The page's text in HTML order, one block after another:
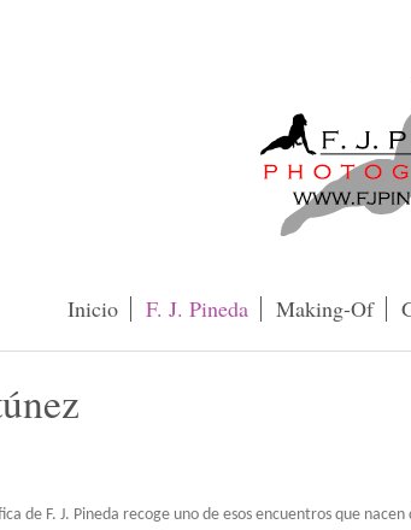
Inicio F. J. Pineda Making-Of
de F. J. Pineda recoge uno de esos encuentros que